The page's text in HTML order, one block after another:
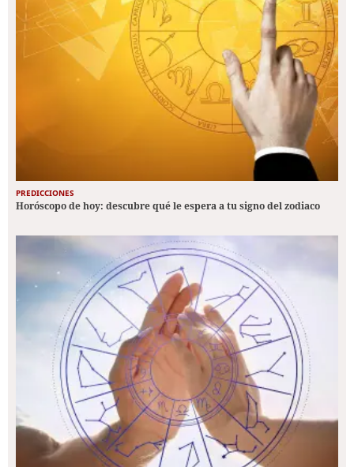
PREDICCIONES
Horóscopo de hoy: descubre qué le espera a tu signo del zodiaco